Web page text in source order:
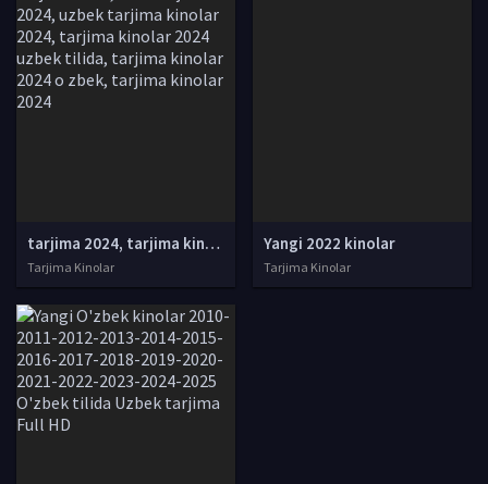
tarjima 2024, tarjima kinolar 2024, uzbek tarjima 2024, tarjima kinolar tilida tilida 2024, uzbek tilida tarjima 2024, kino tarjima 2024, uzbek tarjima kinolar 2024, tarjima kinolar 2024 uzbek tilida, tarjima kinolar 2024 o zbek, tarjima kinolar 2024
Tarjima Kinolar
Yangi 2022 kinolar
Tarjima Kinolar